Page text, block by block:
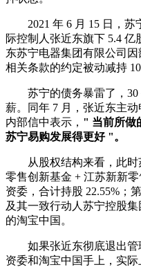
2021 年 6 月 15 日，
际控制人张近东旗下 5.4
东苏宁电器集团有限公司
相关条款的约定被动减持
苏宁的债务暴雷了，
薪。同年 7 月，张近东主
内部信中表示， " 当前所做
苏宁易购发展得更好 "。
从股权结构来看，此
零售创新基金 + 江苏新新
资委，合计持股 22.55%；
及其一致行动人苏宁控股
的淘宝中国。
如果张近东彻底退出
资委和淘宝中国手上，实